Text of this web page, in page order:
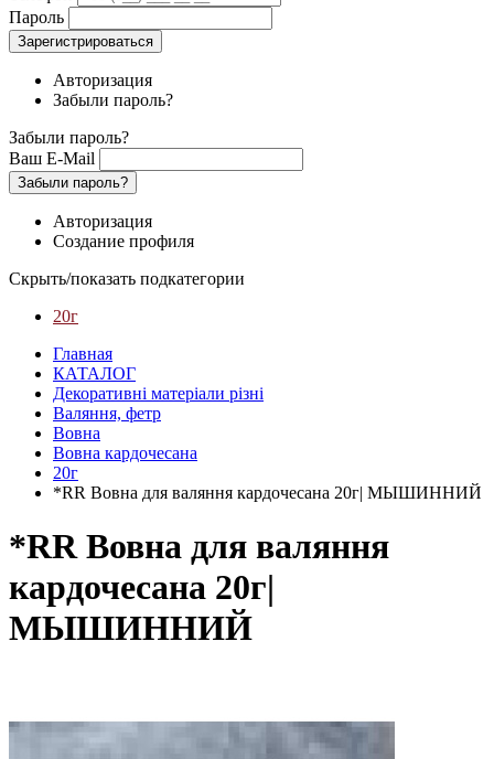
Пароль
Зарегистрироваться
Авторизация
Забыли пароль?
Забыли пароль?
Ваш E-Mail
Забыли пароль?
Авторизация
Создание профиля
Скрыть/показать подкатегории
20г
Главная
КАТАЛОГ
Декоративні матеріали різні
Валяння, фетр
Вовна
Вовна кардочесана
20г
*RR Вовна для валяння кардочесана 20г| МЫШИННИЙ
*RR Вовна для валяння
кардочесана 20г|
МЫШИННИЙ